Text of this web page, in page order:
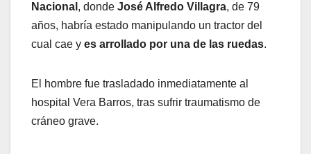
Nacional , donde José Alfredo Villagra, de 79
años, habría estado manipulando un tractor del
cual cae y es arrollado por una de las ruedas.
El hombre fue trasladado inmediatamente al
hospital Vera Barros, tras sufrir traumatismo de
cráneo grave.